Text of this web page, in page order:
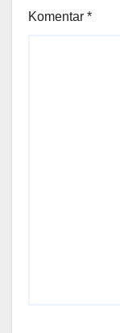
Komentar *